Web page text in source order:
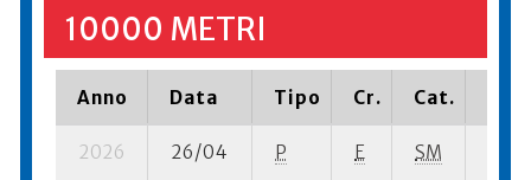
10000 METRI
Anno Data Tipo Cr. Cat.
2026 26/04 P E SM